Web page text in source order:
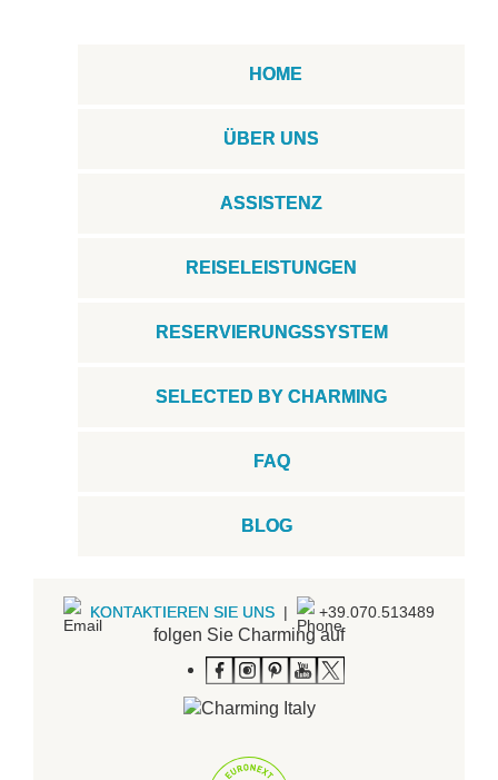
HOME
ÜBER UNS
ASSISTENZ
REISELEISTUNGEN
RESERVIERUNGSSYSTEM
SELECTED BY CHARMING
FAQ
BLOG
KONTAKTIEREN SIE UNS | +39.070.513489
folgen Sie Charming auf